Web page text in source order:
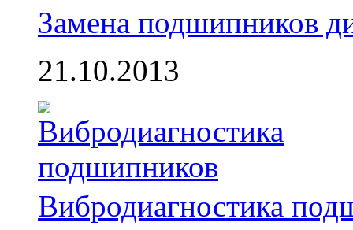
Замена подшипников
21.10.2013
Вибродиагностика